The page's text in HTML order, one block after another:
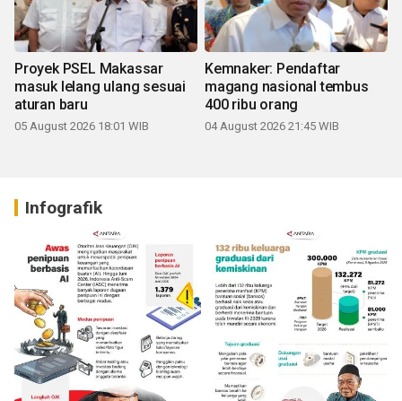
Proyek PSEL Makassar
masuk lelang ulang sesuai
aturan baru
05 August 2026 18:01 WIB
Kemnaker: Pendaftar
magang nasional tembus
400 ribu orang
04 August 2026 21:45 WIB
Infografik